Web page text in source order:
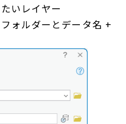
いレイヤー
ォルダーとデータ名 +